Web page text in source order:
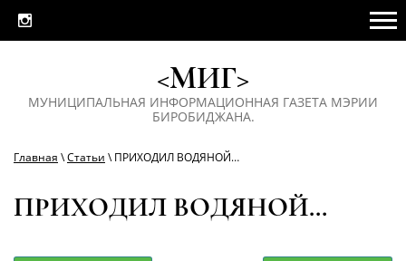
<МИГ>
МУНИЦИПАЛЬНАЯ ИНФОРМАЦИОННАЯ ГАЗЕТА МЭРИИ
БИРОБИДЖАНА.
Главная \Статьи \ ПРИХОДИЛ ВОДЯНОЙ…
ПРИХОДИЛ ВОДЯНОЙ…